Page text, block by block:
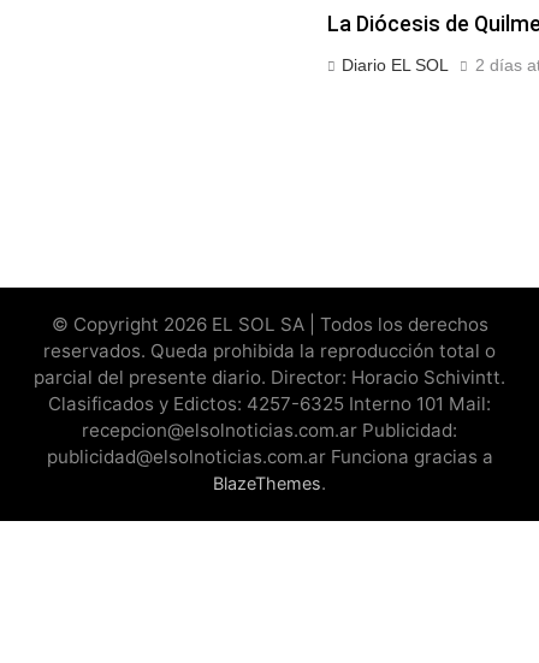
La Diócesis de
Diario EL SOL 2 días
© Copyright 2026 EL SOL SA | Todos los derechos
reservados. Queda prohibida la reproducción total o
parcial del presente diario. Director: Horacio Schivintt.
Clasificados y Edictos: 4257-6325 Interno 101 Mail:
recepcion@elsolnoticias.com.ar Publicidad:
publicidad@elsolnoticias.com.ar Funciona gracias a
BlazeThemes.